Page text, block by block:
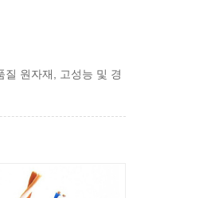
원자재, 고성능 및 경